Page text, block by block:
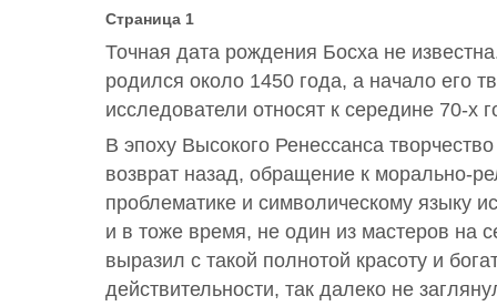
Страница 1
Точная дата рождения Босха не
родился около 1450 года, а начало его
исследователи относят к середине 70-х
В эпоху Высокого Ренессанса
возврат назад, обращение к морально-
проблематике и символическому языку
и в тоже время, не один из мастеров на
выразил с такой полнотой красоту и
действительности, так далеко не